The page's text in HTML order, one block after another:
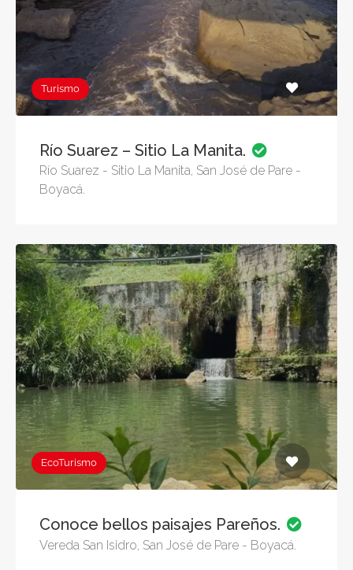
Turismo
Río Suarez – Sitio La Manita.
Río Suarez - Sitio La Manita, San José de Pare -
Boyacá.
EcoTurismo
Conoce bellos paisajes Pareños.
Vereda San Isidro, San José de Pare - Boyacá.